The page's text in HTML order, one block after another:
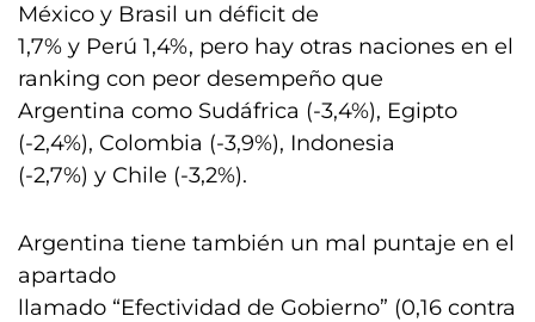
México y Brasil un déficit de
1,7% y Perú 1,4%, pero hay otras naciones en el
ranking con peor desempeño que
Argentina como Sudáfrica (-3,4%), Egipto
(-2,4%), Colombia (-3,9%), Indonesia
(-2,7%) y Chile (-3,2%).
Argentina tiene también un mal puntaje en el
apartado
llamado “Efectividad de Gobierno” (0,16 contra